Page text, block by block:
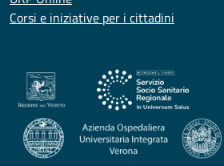
Corsi e iniziative per i cittadini